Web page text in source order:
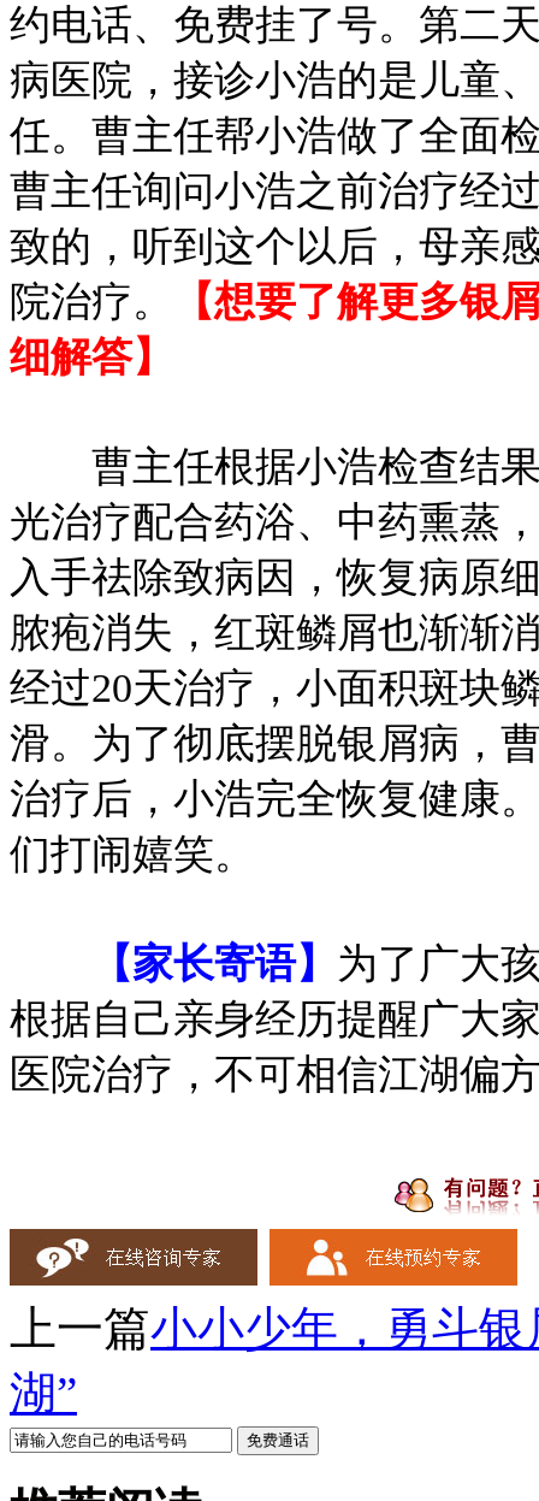
约电话、免费挂了号。第二
病医院，接诊小浩的是儿童
任。曹主任帮小浩做了全面
曹主任询问小浩之前治疗经
致的，听到这个以后，母亲
院治疗。
【想要了解更多银
细解答】
曹主任根据小浩检查结果
光治疗配合药浴、中药熏蒸
入手祛除致病因，恢复病原
脓疱消失，红斑鳞屑也渐渐
经过20天治疗，小面积斑块
滑。为了彻底摆脱银屑病，
治疗后，小浩完全恢复健康
们打闹嬉笑。
【家长寄语】 为了广大
根据自己亲身经历提醒广大
医院治疗，不可相信江湖偏
上一篇小小少年，勇斗银
湖”